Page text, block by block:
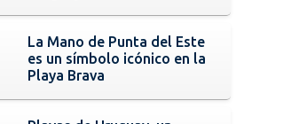
La Mano de Punta del Este
es un símbolo icónico en la
Playa Brava